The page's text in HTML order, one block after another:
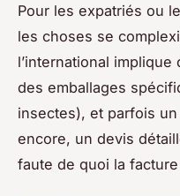
Pour les expatriés ou
les choses se
l’international
des emballages
insectes), et parfois
encore, un devis
faute de quoi la